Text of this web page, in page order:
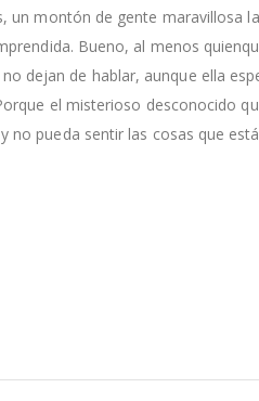
montón de gente maravillosa
Bueno, al menos
dejan de hablar, aunque ella
el misterioso desconocido
pueda sentir las cosas que